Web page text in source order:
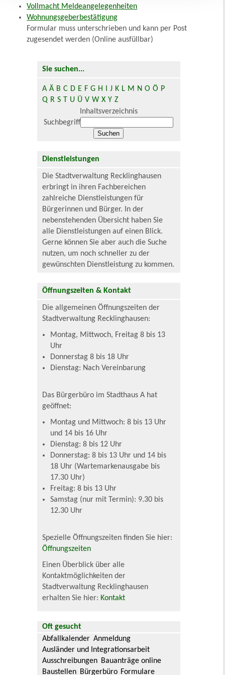
Vollmacht Meldeangelegenheiten
Wohnungsgeberbestätigung
Formular muss unterschrieben und kann per Post
zugesendet werden (Online ausfüllbar)
Sie suchen...
A Ä B C D E F G H J K L M N O Ö P
Q R S T U Ü V W X Y Z
Inhaltsverzeichnis
Suchbegriff
Dienstleistungen
Die Stadtverwaltung Recklinghausen
erbringt in ihren Fachbereichen
zahlreiche Dienstleistungen für
Bürgerinnen und Bürger. In der
nebenstehenden Übersicht haben Sie
alle Dienstleistungen auf einen Blick.
Gerne können Sie aber auch die Suche
nutzen, um noch schneller zu der
gewünschten Dienstleistung zu kommen.
Öffnungszeiten & Kontakt
Die allgemeinen Öffnungszeiten der
Stadtverwaltung Recklinghausen:
Montag, Mittwoch, Freitag 8 bis 13
Uhr
Donnerstag 8 bis 18 Uhr
Dienstag: Nach Vereinbarung
Das Bürgerbüro im Stadthaus A hat
geöffnet:
Montag und Mittwoch: 8 bis 13 Uhr
und 14 bis 16 Uhr
Dienstag: 8 bis 12 Uhr
Donnerstag: 8 bis 13 Uhr und 14 bis
18 Uhr (Wartemarkenausgabe bis
17.30 Uhr)
Freitag: 8 bis 13 Uhr
Samstag (nur mit Termin): 9.30 bis
12.30 Uhr
Spezielle Öffnungszeiten finden Sie hier:
Öffnungszeiten
Einen Überblick über alle
Kontaktmöglichkeiten der
Stadtverwaltung Recklinghausen
erhalten Sie hier: Kontakt
Oft gesucht
Abfallkalender Anmeldung
Ausländer und Integrationsarbeit
Ausschreibungen Bauanträge online
Baustellen Bürgerbüro Formulare